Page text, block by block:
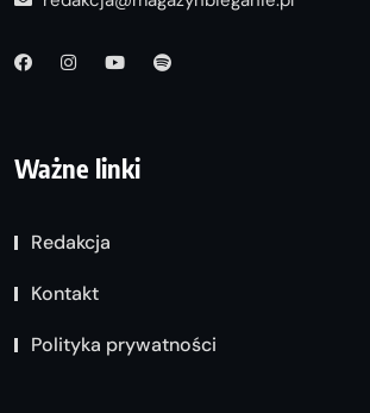
Ważne linki
Redakcja
Kontakt
Polityka prywatności